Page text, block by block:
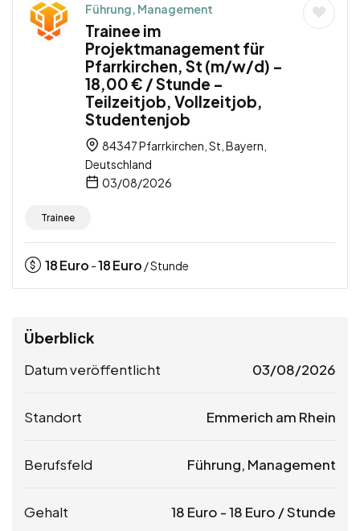
Führung, Management
Trainee im
Projektmanagement für
Pfarrkirchen, St (m/w/d) –
18,00 € / Stunde –
Teilzeitjob, Vollzeitjob,
Studentenjob
84347 Pfarrkirchen, St, Bayern,
Deutschland
03/08/2026
Trainee
18Euro -18Euro / Stunde
Überblick
Datum veröffentlicht 03/08/2026
Standort Emmerich am Rhein
Berufsfeld Führung, Management
Gehalt 18 Euro -18 Euro / Stunde